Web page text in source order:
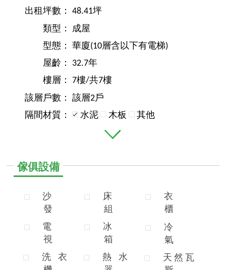
出租坪數：
48.41坪
類型：
成屋
型態：
華廈(10層含以下有電梯)
屋齡：
32.7年
樓層：
7樓/共7樓
該層戶數：
該層2戶
隔間材質：
水泥 木板 其他
傢俱設備
沙
發
電
視
洗
衣
床
組
冰
箱
熱
水
衣
櫃
冷
氣
天 然 瓦